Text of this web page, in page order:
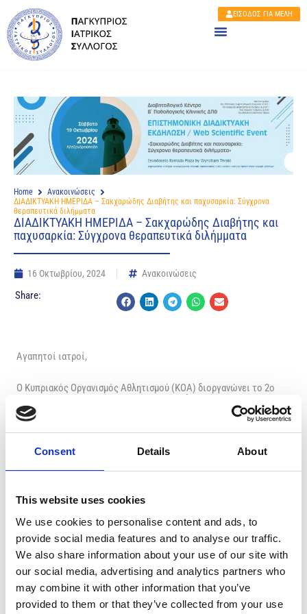
Consent Details About
This website uses cookies
We use cookies to personalise content and ads, to
provide social media features and to analyse our traffic.
We also share information about your use of our site with
our social media, advertising and analytics partners who
may combine it with other information that you’ve
provided to them or that they’ve collected from your use
ΕΙΣΟΔΟΣ ΓΙΑ ΜΕΛΗ
Home
Ανακοινώσεις
ΔΙΑΔΙΚΤΥΑΚΗ ΗΜΕΡΙΔΑ – Σακχαρώδης Διαβήτης και παχυσαρκία: Σύγχρονα
θεραπευτικά διλήμματα
ΔΙΑΔΙΚΤΥΑΚΗ ΗΜΕΡΙΔΑ – Σακχαρώδης Διαβήτης και
παχυσαρκία: Σύγχρονα θεραπευτικά διλήμματα
16 Οκτωβρίου, 2024 Ανακοινώσεις
Share:
Αγαπητοί ιατροί,
Ο Κυπριακός Οργανισμός Αθλητισμού (ΚΟΑ) διοργανώνει το 2ο
Επιμορφωτικό Σεμινάριο με θέμα «Προαθλητικός Ιατρικός &
Καρδιολογικός Έλεγχος και Συμπλήρωση Αίτησης Δελτίου Υγείας
ΚΟΑ» το
Σάββατο 9 Νοεμβρίου 2024 στις 09:00- 13:30 στο
Αμφιθέατρο Β του Ευρωπαϊκού Πανεπιστημίου Κύπρου.
Δελτία Υγείας ΚΟΑ για αθλητές/τριες θα γίνονται αποδεκτά και θα
έχουν παρακολουθήσει και είναι κάτοχοι σχετικού
πιστοποιητικού των σεμιναρίων που διοργανώνονται από τον
ΚΟΑ/ΑΣΥΑ και τα οποία έχει υιοθετήσει η Επιστημονική Επιτροπή
του Παγκύπριου Ιατρικού Συλλόγου (ΠΙΣ).
Όσοι ενδιαφέρονται για την παρακολούθηση του σεμιναρίου
παρακαλούμε όπως αποστείλουν συμπληρωμένη την
επισυναπτόμενη «ΔΗΛΩΣΗ ΣΥΜΜΕΤΟΧΗΣ» στην ηλεκτρονική
διεύθυνση:evri.proto@sportskoa.org.cy